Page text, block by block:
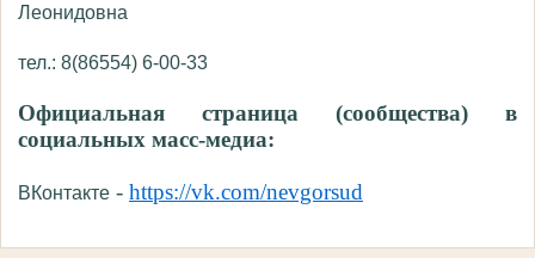
Леонидовна
тел.: 8(86554) 6-00-33
Официальная страница (сообщества) в
социальных масс-медиа:
ВКонтакте - https://vk.com/nevgorsud